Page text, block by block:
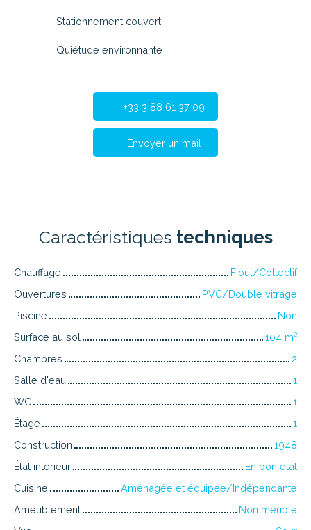
Stationnement couvert
Quiétude environnante
+33 3 88 61 37 09
Envoyer un mail
Caractéristiques techniques
Chauffage
Fioul/Collectif
Ouvertures
PVC/Double vitrage
Piscine
Non
Surface au sol
104 m²
Chambres
2
Salle d'eau
1
WC
1
Étage
1
Construction
1948
État intérieur
En bon état
Cuisine
Aménagée et équipée/Indépendante
Ameublement
Non meublé